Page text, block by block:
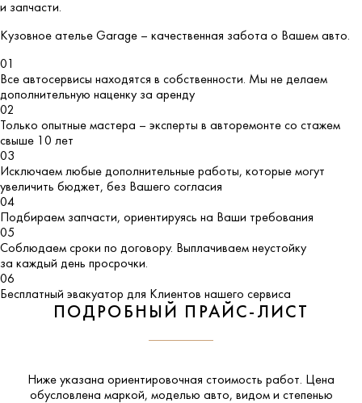
и запчасти.
Кузовное ателье Garage – качественная забота о Вашем авто.
01
Все автосервисы находятся в собственности. Мы не делаем
дополнительную наценку за аренду
02
Только опытные мастера – эксперты в авторемонте со стажем
свыше 10 лет
03
Исключаем любые дополнительные работы, которые могут
увеличить бюджет, без Вашего согласия
04
Подбираем запчасти, ориентируясь на Ваши требования
05
Соблюдаем сроки по договору. Выплачиваем неустойку
за каждый день просрочки.
06
Бесплатный эвакуатор для Клиентов нашего сервиса
ПОДРОБНЫЙ ПРАЙС-ЛИСТ
Ниже указана ориентировочная стоимость работ. Цена
обусловлена маркой, моделью авто, видом и степенью